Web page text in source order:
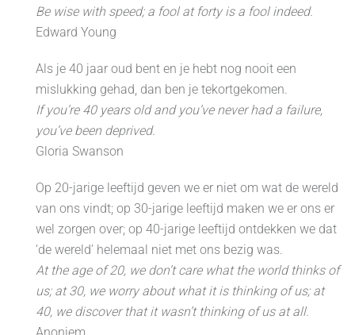
Be wise with speed; a fool at forty is a fool indeed.
Edward Young
Als je 40 jaar oud bent en je hebt nog nooit een
mislukking gehad, dan ben je tekortgekomen.
If you’re 40 years old and you’ve never had a failure,
you’ve been deprived.
Gloria Swanson
Op 20-jarige leeftijd geven we er niet om wat de wereld
van ons vindt; op 30-jarige leeftijd maken we er ons er
wel zorgen over; op 40-jarige leeftijd ontdekken we dat
‘de wereld’ helemaal niet met ons bezig was.
At the age of 20, we don’t care what the world thinks of
us; at 30, we worry about what it is thinking of us; at
40, we discover that it wasn’t thinking of us at all.